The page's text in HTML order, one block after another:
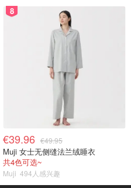
8
€39.96 €49.95
Muji 女士无侧缝法兰绒睡衣
共4色可选~
Muji 494人感兴趣